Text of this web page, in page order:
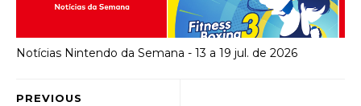
Notícias Nintendo da Semana - 13 a 19 jul. de 2026
PREVIOUS